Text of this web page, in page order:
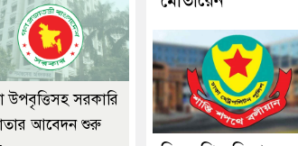
উপবৃত্তিসহ সরকারি
আবেদন শুরু